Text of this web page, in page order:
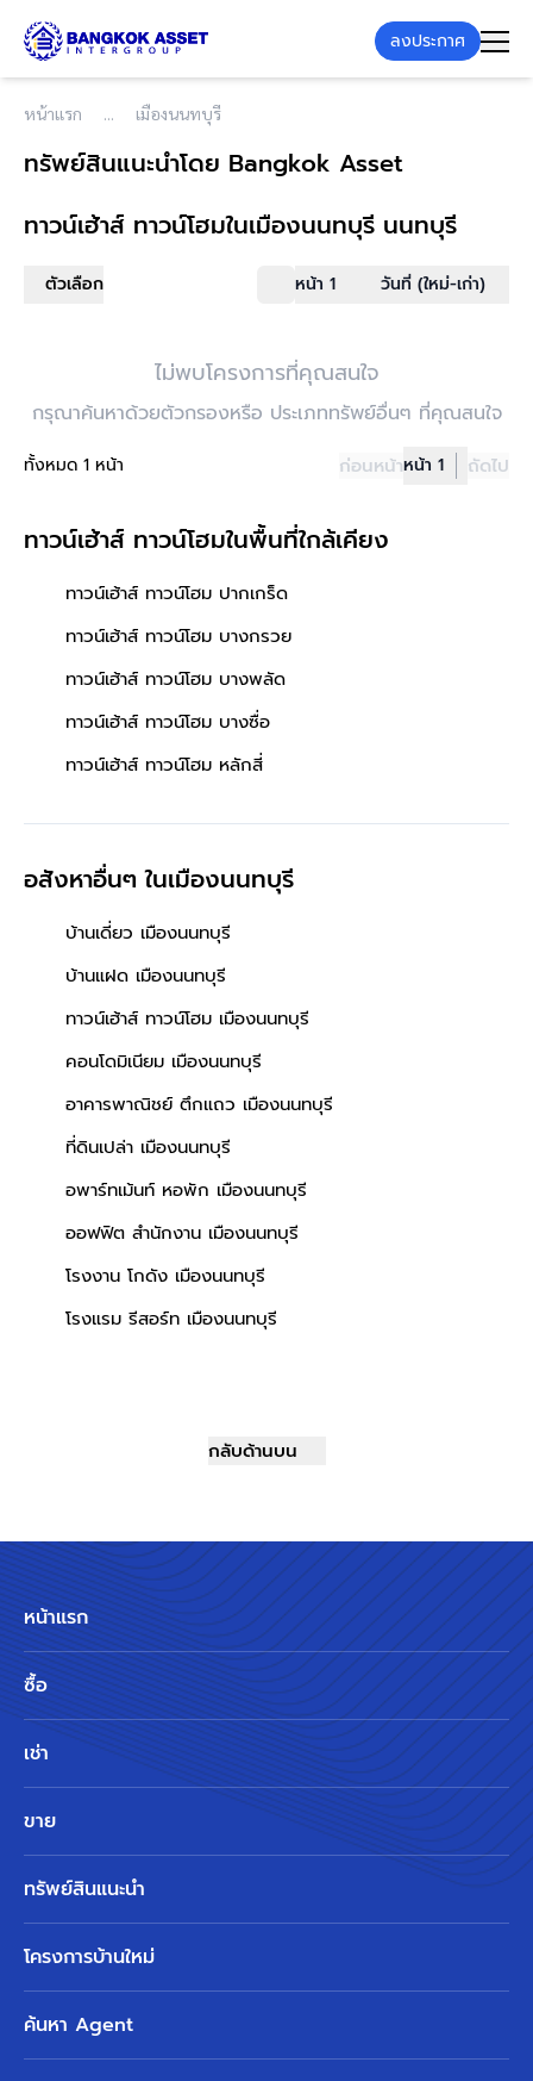
ลงประกาศ
หน้าแรก เมืองนนทบุรี
ทรัพย์สินแนะนำโดย Bangkok Asset
ทาวน์เฮ้าส์ ทาวน์โฮมในเมืองนนทบุรี นนทบุรี
ตัวเลือก หน้า 1 วันที่ (ใหม่-เก่า)
ไม่พบโครงการที่คุณสนใจ
กรุณาค้นหาด้วยตัวกรองหรือ ประเภททรัพย์อื่นๆ ที่คุณสนใจ
ทั้งหมด 1 หน้า ก่อนหน้าหน้า 1 ถัดไป
ทาวน์เฮ้าส์ ทาวน์โฮมในพื้นที่ใกล้เคียง
ทาวน์เฮ้าส์ ทาวน์โฮม ปากเกร็ด
ทาวน์เฮ้าส์ ทาวน์โฮม บางกรวย
ทาวน์เฮ้าส์ ทาวน์โฮม บางพลัด
ทาวน์เฮ้าส์ ทาวน์โฮม บางซื่อ
ทาวน์เฮ้าส์ ทาวน์โฮม หลักสี่
อสังหาอื่นๆในเมืองนนทบุรี
บ้านเดี่ยว เมืองนนทบุรี
บ้านแฝด เมืองนนทบุรี
ทาวน์เฮ้าส์ ทาวน์โฮม เมืองนนทบุรี
คอนโดมิเนียม เมืองนนทบุรี
อาคารพาณิชย์ ตึกแถว เมืองนนทบุรี
ที่ดินเปล่า เมืองนนทบุรี
อพาร์ทเม้นท์ หอพัก เมืองนนทบุรี
ออฟฟิต สำนักงาน เมืองนนทบุรี
โรงงาน โกดัง เมืองนนทบุรี
โรงแรม รีสอร์ท เมืองนนทบุรี
กลับด้านบน
หน้าแรก
ซื้อ
เช่า
ขาย
ทรัพย์สินแนะนำ
โครงการบ้านใหม่
ค้นหา Agent